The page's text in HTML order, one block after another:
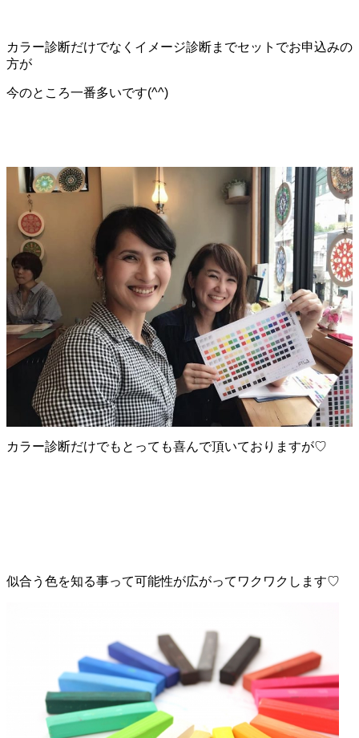
カラー診断だけでなくイメージ診断までセットでお申込みの
方が
今のところ一番多いです(^^)
カラー診断だけでもとっても喜んで頂いておりますが♡
似合う色を知る事って可能性が広がってワクワクします♡